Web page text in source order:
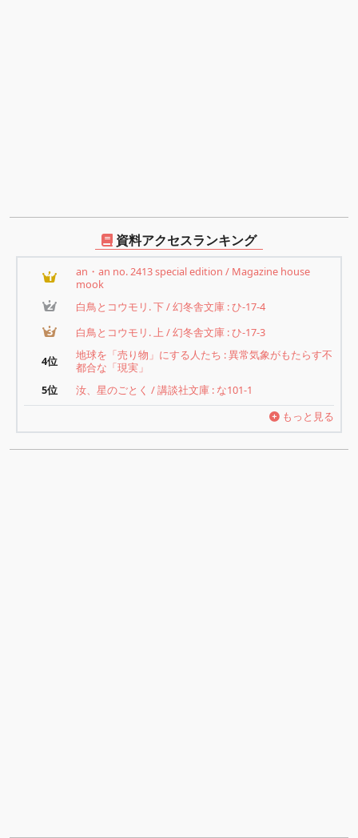
資料アクセスランキング
1
an・an no. 2413 special edition / Magazine house
mook
2
白鳥とコウモリ. 下 / 幻冬舎文庫 : ひ-17-4
3
白鳥とコウモリ. 上 / 幻冬舎文庫 : ひ-17-3
4位
地球を「売り物」にする人たち : 異常気象がもたらす不
都合な「現実」
5位
汝、星のごとく / 講談社文庫 : な101-1
もっと見る